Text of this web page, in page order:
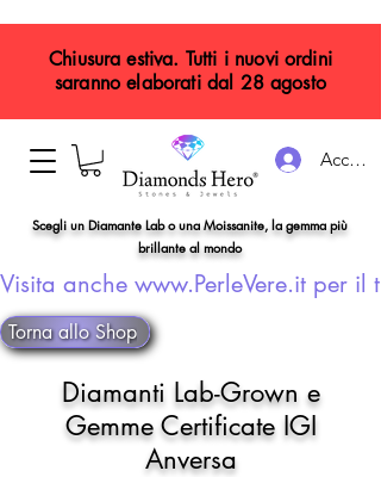
Accedi
Scegli un Diamante Lab o una Moissanite, la gemma più
brillante al mondo
Visita anche www.PerleVere.it per il
Chiusura estiva. Tutti i nuovi ordini
saranno elaborati dal 28 agosto
Torna allo Shop
Diamanti Lab-Grown e
Gemme Certificate IGI
Anversa